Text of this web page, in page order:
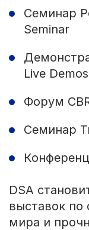
Семинар
Seminar
Live
Форум
Семинар
DSA
выставок по
мира и